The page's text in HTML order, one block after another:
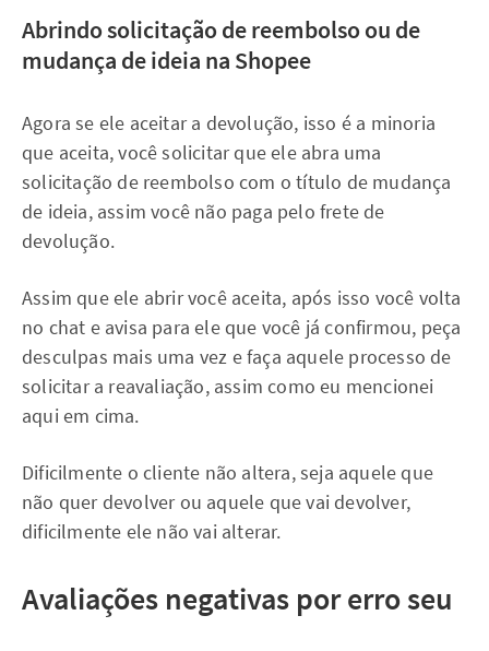
Abrindo solicitação de reembolso ou de
mudança de ideia na Shopee
Agora se ele aceitar a devolução, isso é a minoria
que aceita, você solicitar que ele abra uma
solicitação de reembolso com o título de mudança
de ideia, assim você não paga pelo frete de
devolução.
Assim que ele abrir você aceita, após isso você volta
no chat e avisa para ele que você já confirmou, peça
desculpas mais uma vez e faça aquele processo de
solicitar a reavaliação, assim como eu mencionei
aqui em cima.
Dificilmente o cliente não altera, seja aquele que
não quer devolver ou aquele que vai devolver,
dificilmente ele não vai alterar.
Avaliações negativas por erro seu